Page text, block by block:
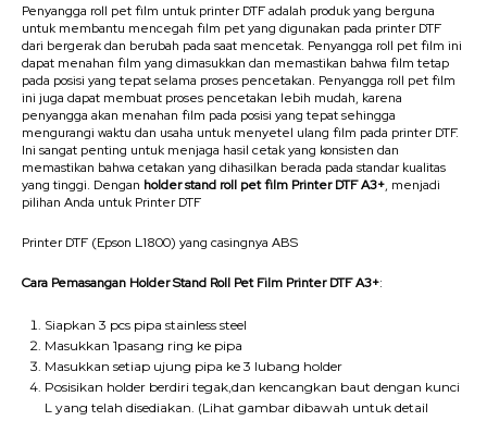
Penyangga roll pet film untuk printer DTF adalah produk yang berguna
untuk membantu mencegah film pet yang digunakan pada printer DTF
dari bergerak dan berubah pada saat mencetak. Penyangga roll pet film ini
dapat menahan film yang dimasukkan dan memastikan bahwa film tetap
pada posisi yang tepat selama proses pencetakan. Penyangga roll pet film
ini juga dapat membuat proses pencetakan lebih mudah, karena
penyangga akan menahan film pada posisi yang tepat sehingga
mengurangi waktu dan usaha untuk menyetel ulang film pada printer DTF.
Ini sangat penting untuk menjaga hasil cetak yang konsisten dan
memastikan bahwa cetakan yang dihasilkan berada pada standar kualitas
yang tinggi. Dengan holder stand roll pet film Printer DTF A3+, menjadi
pilihan Anda untuk Printer DTF
Printer DTF (Epson L1800) yang casingnya ABS
Cara Pemasangan Holder Stand Roll Pet Film Printer DTF A3+:
Siapkan 3 pcs pipa stainless steel
Masukkan 1pasang ring ke pipa
Masukkan setiap ujung pipa ke 3 lubang holder
Posisikan holder berdiri tegak,dan kencangkan baut dengan kunci
L yang telah disediakan. (Lihat gambar dibawah untuk detail